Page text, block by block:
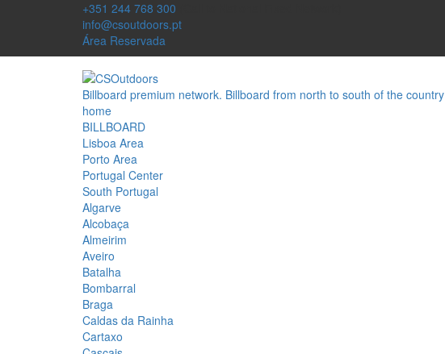
+351 244 768 300
info@csoutdoors.pt
Área Reservada
Billboard premium network. Billboard from north to south of the country
home
BILLBOARD
Lisboa Area
Porto Area
Portugal Center
South Portugal
Algarve
Alcobaça
Almeirim
Aveiro
Batalha
Bombarral
Braga
Caldas da Rainha
Cartaxo